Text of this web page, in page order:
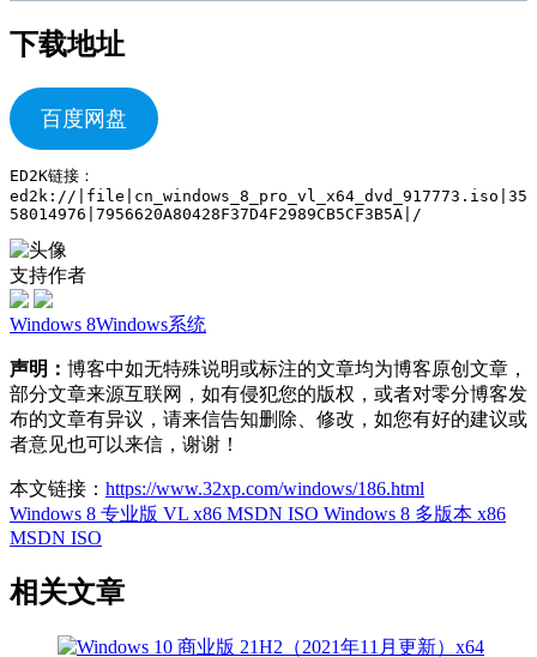
下载地址
百度网盘
ED2K链接：
ed2k://|file|cn_windows_8_pro_vl_x64_dvd_917773.iso|35
58014976|7956620A80428F37D4F2989CB5CF3B5A|/
支持作者
Windows 8Windows系统
声明： 博客中如无特殊说明或标注的文章均为博客原创文章，
部分文章来源互联网，如有侵犯您的版权，或者对零分博客发
布的文章有异议，请来信告知删除、修改，如您有好的建议或
者意见也可以来信，谢谢！
本文链接： https://www.32xp.com/windows/186.html
Windows 8 专业版 VL x86 MSDN ISO Windows 8 多版本 x86
MSDN ISO
相关文章